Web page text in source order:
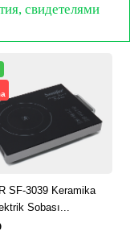
свидетелями